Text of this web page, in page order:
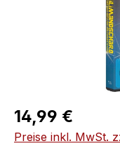
Regulärer Preis:
14,99 €
Preise inkl. MwSt.